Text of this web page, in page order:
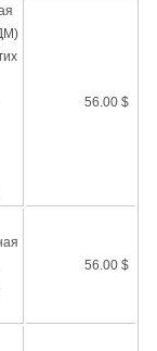
56.00 $
56.00 $